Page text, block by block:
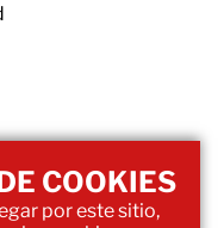
COOKIES
por este sitio,